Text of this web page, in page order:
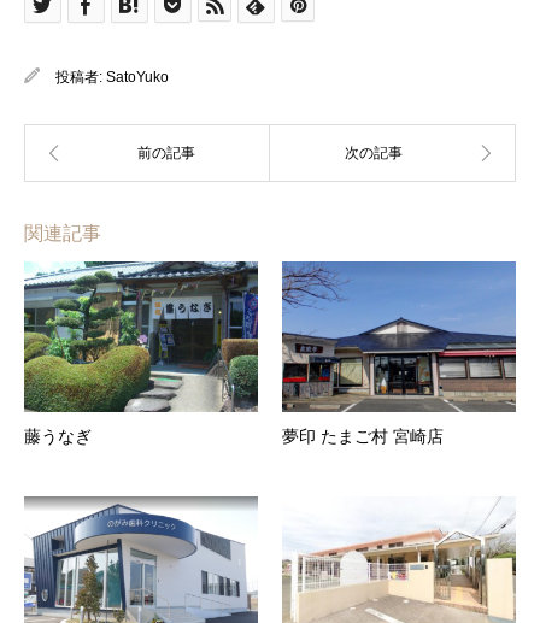
投稿者: SatoYuko
関連記事
藤うなぎ 夢印 たまご村 宮崎店